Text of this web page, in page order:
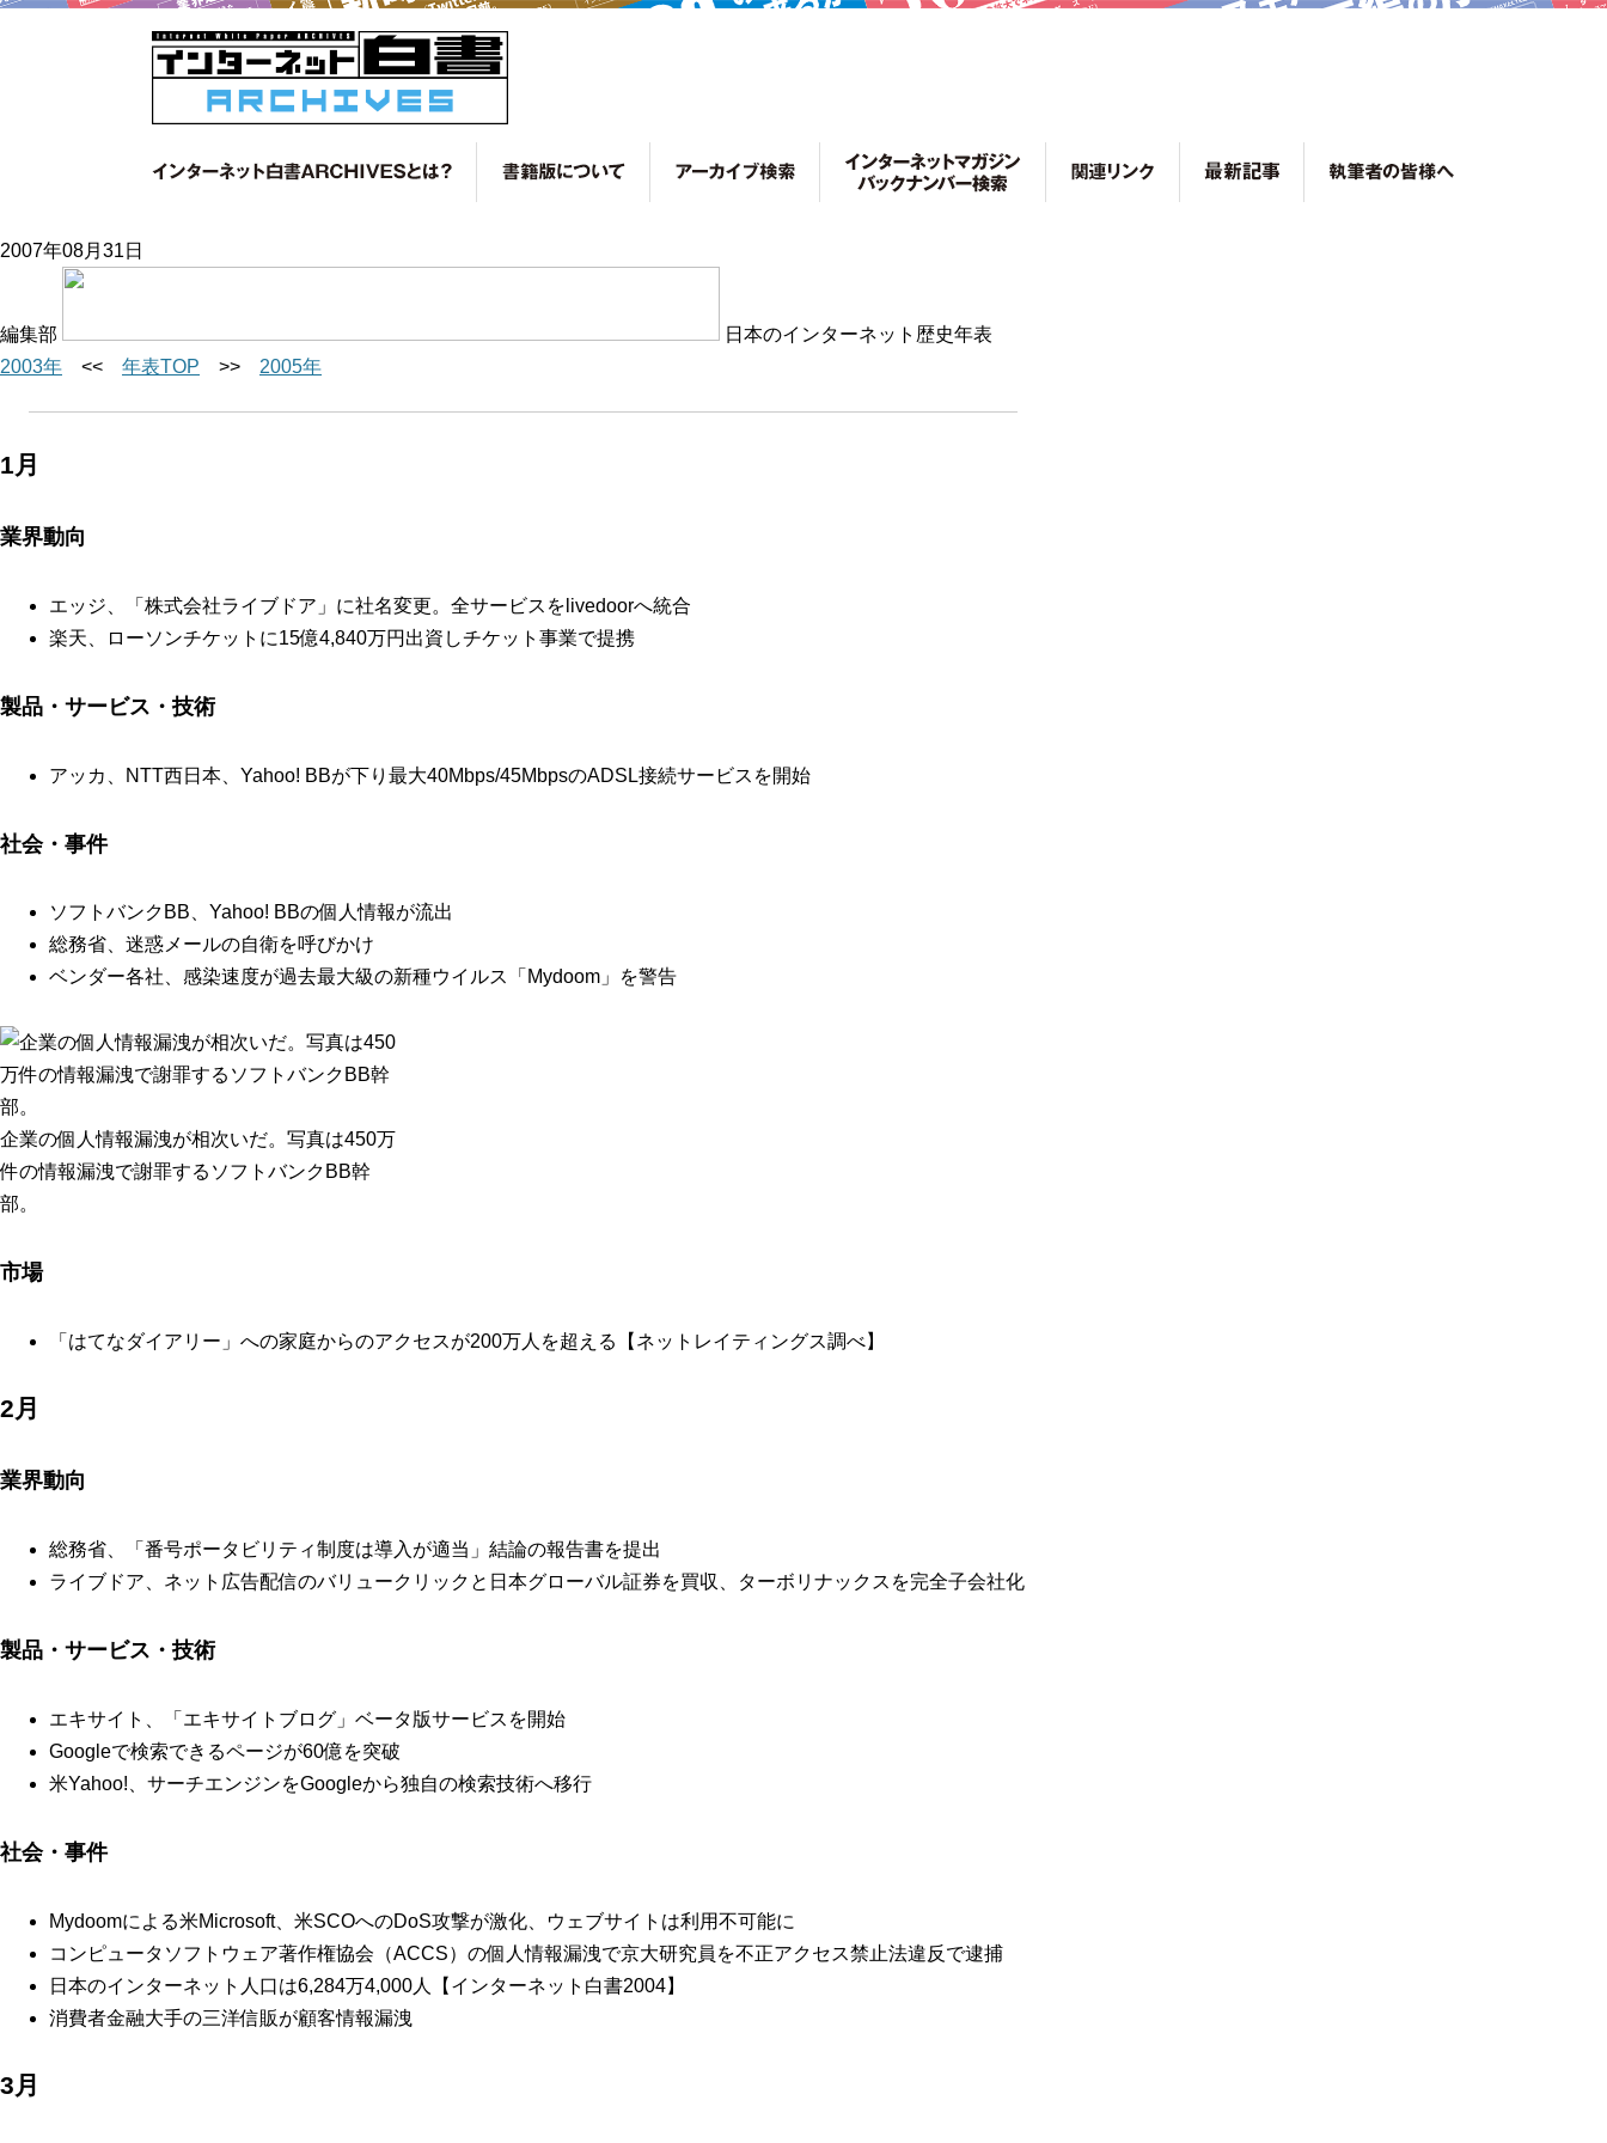
2007年08月31日
編集部
日本のインターネット歴史年表
2003年 << 年表TOP >> 2005年
1月
業界動向
エッジ、「株式会社ライブドア」に社名変更。全サービスをlivedoorへ統合
楽天、ローソンチケットに15億4,840万円出資しチケット事業で提携
製品・サービス・技術
アッカ、NTT西日本、Yahoo! BBが下り最大40Mbps/45MbpsのADSL接続サービスを開始
社会・事件
ソフトバンクBB、Yahoo! BBの個人情報が流出
総務省、迷惑メールの自衛を呼びかけ
ベンダー各社、感染速度が過去最大級の新種ウイルス「Mydoom」を警告
企業の個人情報漏洩が相次いだ。写真は450万
件の情報漏洩で謝罪するソフトバンクBB幹
部。
市場
「はてなダイアリー」への家庭からのアクセスが200万人を超える【ネットレイティングス調べ】
2月
業界動向
総務省、「番号ポータビリティ制度は導入が適当」結論の報告書を提出
ライブドア、ネット広告配信のバリュークリックと日本グローバル証券を買収、ターボリナックスを完全子会社化
製品・サービス・技術
エキサイト、「エキサイトブログ」ベータ版サービスを開始
Googleで検索できるページが60億を突破
米Yahoo!、サーチエンジンをGoogleから独自の検索技術へ移行
社会・事件
Mydoomによる米Microsoft、米SCOへのDoS攻撃が激化、ウェブサイトは利用不可能に
コンピュータソフトウェア著作権協会（ACCS）の個人情報漏洩で京大研究員を不正アクセス禁止法違反で逮捕
日本のインターネット人口は6,284万4,000人【インターネット白書2004】
消費者金融大手の三洋信販が顧客情報漏洩
3月